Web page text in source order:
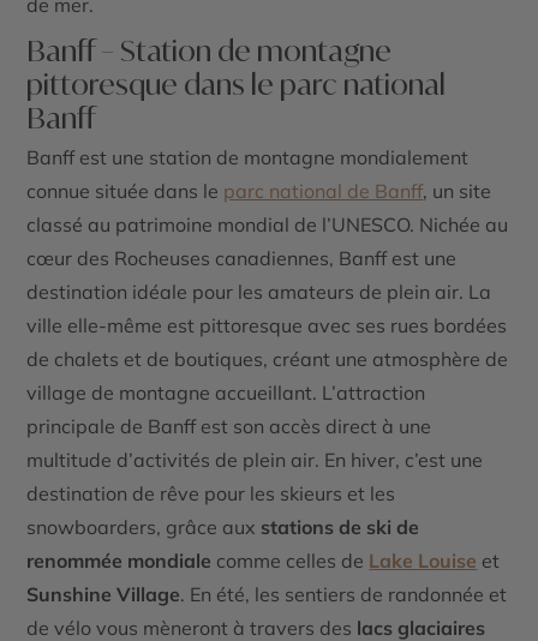
Banff – Station de montagne
pittoresque dans le parc national
Banff
Banffest une station de montagne mondialement
connue située dans le parc national de Banff, un site
classé au patrimoine mondial de l’UNESCO. Nichée au
cœur des Rocheuses canadiennes, Banff est une
destination idéale pour les amateurs de plein air. La
ville elle-même est pittoresque avec ses rues bordées
de chalets et de boutiques, créant une atmosphère de
village de montagne accueillant. L’attraction
principale de Banff est son accès direct à une
multitude d’activités de plein air. En hiver, c’est une
destination de rêve pour les skieurs et les
snowboarders, grâce aux stations de ski de
renommée mondiale comme celles de Lake Louise et
Sunshine Village. En été, les sentiers de randonnée et
de vélo vous mèneront à travers des lacs glaciaires